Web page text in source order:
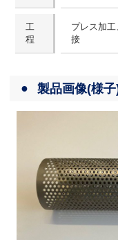
工
程
プレス加工
接
製品画像(様子